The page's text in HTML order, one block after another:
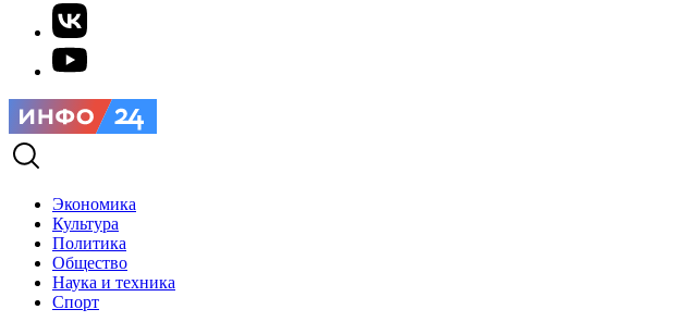
Экономика
Культура
Политика
Общество
Наука и техника
Спорт